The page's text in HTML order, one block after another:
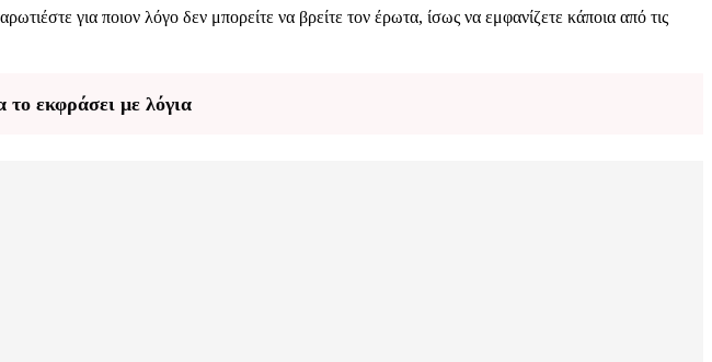
για ποιον λόγο δεν μπορείτε να βρείτε τον έρωτα, ίσως να εμφανίζετε κάποια από τις
εκφράσει με λόγια